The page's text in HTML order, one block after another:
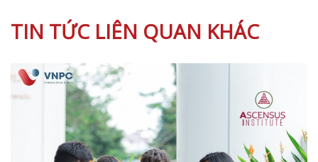
TIN TỨC LIÊN QUAN KHÁC